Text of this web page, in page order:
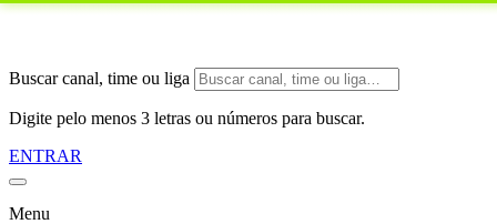
Buscar canal, time ou liga
Digite pelo menos 3 letras ou números para buscar.
ENTRAR
Menu